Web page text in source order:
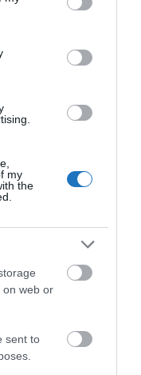
third-party tags to
in below Google
my
the
on web or
sent to
horderejű zenei
lépett
amely ma
sportága,
utáni
amely
ahol
versenypálya és
ahol akár
és presztízs.
24 futam van,
Bekerülni